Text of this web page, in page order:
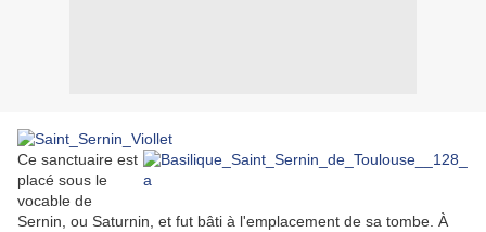
Ce sanctuaire est
placé sous le
vocable de
Sernin, ou Saturnin, et fut bâti à l'emplacement de sa tombe. À